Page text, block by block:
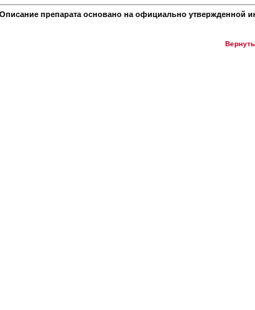
Описание препарата основано на официально утвержденной